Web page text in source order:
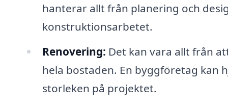
hanterar allt från planering och
konstruktionsarbetet.
Renovering: Det kan vara allt från
hela bostaden. En byggföretag kan
storleken på projektet.